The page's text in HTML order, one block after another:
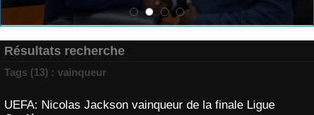
Résultats recherche
Tags (13) : vainqueur
UEFA: Nicolas Jackson vainqueur de la finale Ligue